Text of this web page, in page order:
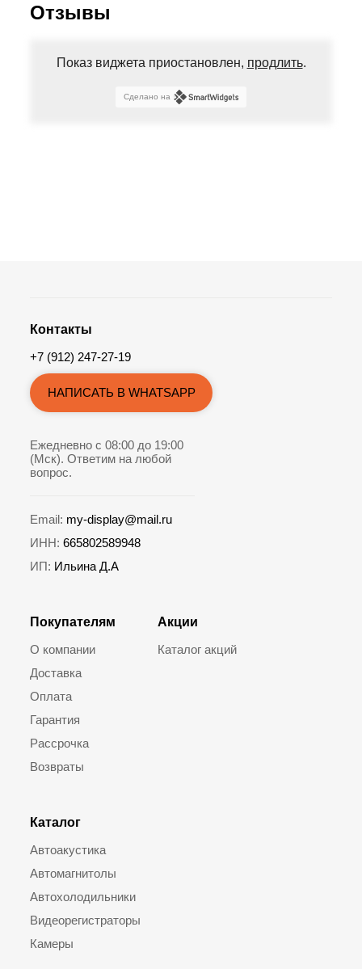
Отзывы
Показ виджета приостановлен, продлить.
Сделано на
Покупателям
О компании
Доставка
Оплата
Гарантия
Рассрочка
Возвраты
Каталог
Автоакустика
Автомагнитолы
Автохолодильники
Видеорегистраторы
Камеры
Акции
Каталог акций
Контакты
+7 (912) 247-27-19
НАПИСАТЬ В WHATSAPP
Ежедневно с 08:00 до 19:00
(Мск). Ответим на любой
вопрос.
Email: my-display@mail.ru
ИНН: 665802589948
ИП: Ильина Д.А